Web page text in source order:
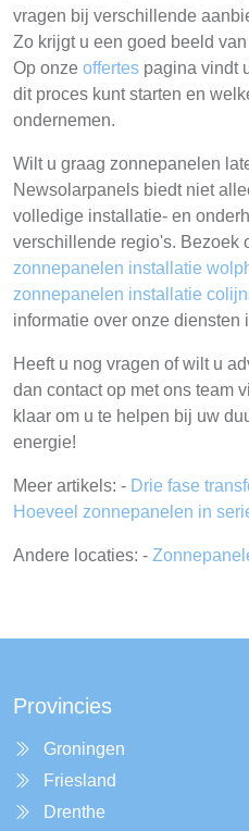
vragen bij verschillende
Zo krijgt u een goed beeld
Op onze offertes pagina vindt
dit proces kunt starten en
ondernemen.
Wilt u graag zonnepanelen
Newsolarpanels biedt niet
volledige installatie- en
verschillende regio's. Bezoek
zonnepanelen installatie
zonnepanelen installatie
informatie over onze diensten
Heeft u nog vragen of wilt u
dan contact op met ons team
klaar om u te helpen bij uw
energie!
Meer artikels: - Drie fase
Hoeveel zonnepanelen in
Andere locaties: -
Provincies
Groningen
Friesland
Drenthe